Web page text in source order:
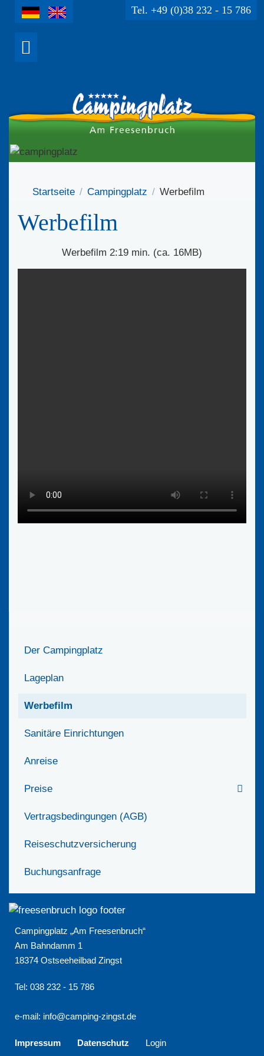
Tel. +49 (0)38 232 - 15 786
Startseite Campingplatz Werbefilm
Werbefilm
Werbefilm 2:19 min. (ca. 16MB)
Der Campingplatz
Lageplan
Werbefilm
Sanitäre Einrichtungen
Anreise
Preise
Vertragsbedingungen (AGB)
Reiseschutzversicherung
Buchungsanfrage
Campingplatz „Am Freesenbruch“
Am Bahndamm 1
18374 Ostseeheilbad Zingst
Tel: 038 232 - 15 786
e-mail: info@camping-zingst.de
Impressum Datenschutz Login